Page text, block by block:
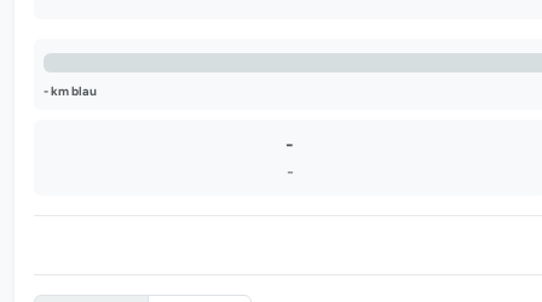
- km blau
-
-